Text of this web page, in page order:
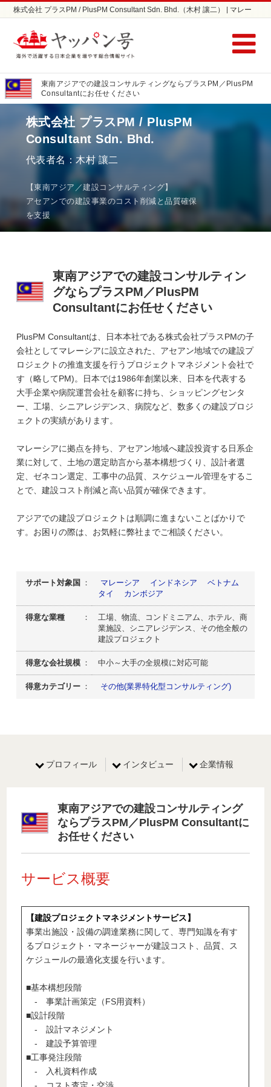
株式会社 プラスPM / PlusPM Consultant Sdn. Bhd.（木村 讓二） | マレー
シア、インドネシア、ベトナム、タイ、カンボジアのその他(業界特化型コ
ンサルティング)ならヤッパン号
東南アジアでの建設コンサルティングならプラスPM／PlusPM
Consultantにお任せください
株式会社 プラスPM / PlusPM
Consultant Sdn. Bhd.
代表者名：木村 讓二
【東南アジア／建設コンサルティング】
アセアンでの建設事業のコスト削減と品質確保
を支援
東南アジアでの建設コンサルティン
グならプラスPM／PlusPM
Consultantにお任せください
PlusPM Consultantは、日本本社である株式会社プラスPMの子
会社としてマレーシアに設立された、アセアン地域での建設プ
ロジェクトの推進支援を行うプロジェクトマネジメント会社で
す（略してPM)。日本では1986年創業以来、日本を代表する
大手企業や病院運営会社を顧客に持ち、ショッピングセンタ
ー、工場、シニアレジデンス、病院など、数多くの建設プロジ
ェクトの実績があります。
マレーシアに拠点を持ち、アセアン地域へ建設投資する日系企
業に対して、土地の選定助言から基本構想づくり、設計者選
定、ゼネコン選定、工事中の品質、スケジュール管理をするこ
とで、建設コスト削減と高い品質が確保できます。
アジアでの建設プロジェクトは順調に進まないことばかりで
す。お困りの際は、お気軽に弊社までご相談ください。
サポート対象国 ： マレーシア インドネシア
ベトナム
タイ
カンボジア
得意な業種
： 工場、物流、コンドミニアム、ホテル、商
業施設、シニアレジデンス、その他全般の
建設プロジェクト
得意な会社規模 ： 中小～大手の全規模に対応可能
得意カテゴリー ： その他(業界特化型コンサルティング)
プロフィール インタビュー 企業情報
東南アジアでの建設コンサルティング
ならプラスPM／PlusPM Consultantに
お任せください
サービス概要
【建設プロジェクトマネジメントサービス】
事業出施設・設備の調達業務に関して、専門知識を有す
るプロジェクト・マネージャーが建設コスト、品質、ス
ケジュールの最適化支援を行います。
■基本構想段階
- 事業計画策定（FS用資料）
■設計段階
- 設計マネジメント
- 建設予算管理
■工事発注段階
- 入札資料作成
- コスト査定・交渉